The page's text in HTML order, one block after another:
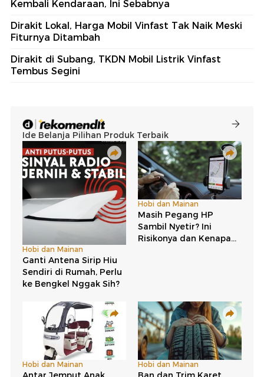
Kembali Kendaraan, Ini Sebabnya
Dirakit Lokal, Harga Mobil Vinfast Tak Naik Meski
Fiturnya Ditambah
Dirakit di Subang, TKDN Mobil Listrik Vinfast
Tembus Segini